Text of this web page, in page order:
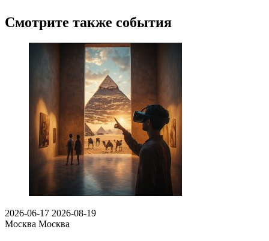
Смотрите также события
2026-06-17 2026-08-19
Москва Москва